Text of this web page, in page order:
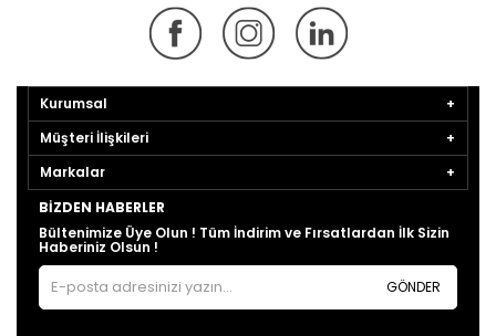
Kurumsal
Müşteri İlişkileri
Markalar
BIZDEN HABERLER
Bültenimize Üye Olun ! Tüm İndirim ve Fırsatlardan İlk Sizin
Haberiniz Olsun !
GÖNDER